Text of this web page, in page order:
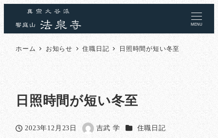
MENU
ホーム お知らせ 住職日記 日照時間が短い冬至
日照時間が短い冬至
投稿日
2023年12月23日
著
吉武 学 カテゴリー
住職日記